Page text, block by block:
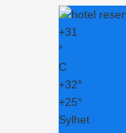
+31
°
C
+32°
+25°
Sylhet